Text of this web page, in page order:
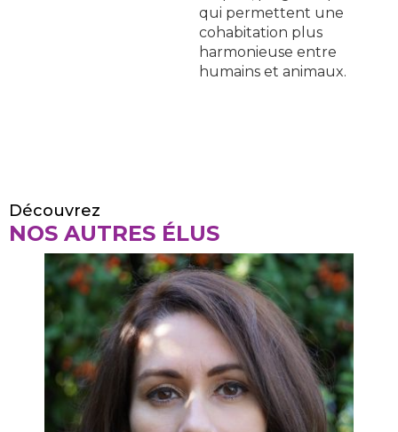
qui permettent une
cohabitation plus
harmonieuse entre
humains et animaux.
Découvrez
NOS AUTRES ÉLUS